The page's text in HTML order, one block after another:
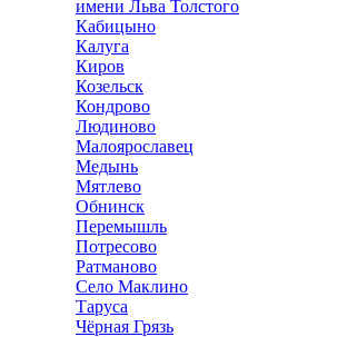
имени Льва Толстого
Кабицыно
Калуга
Киров
Козельск
Кондрово
Людиново
Малоярославец
Медынь
Мятлево
Обнинск
Перемышль
Потресово
Ратманово
Село Маклино
Таруса
Чёрная Грязь